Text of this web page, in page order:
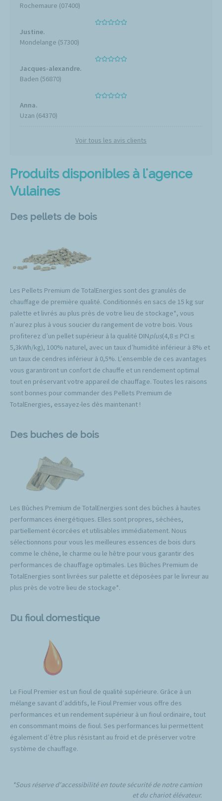
Produits disponibles à l'agence
Vulaines
Des pellets de bois
Les Pellets Premium de TotalEnergies sont des granulés de
chauffage de première qualité. Conditionnés en sacs de 15 kg sur
palette et livrés au plus près de votre lieu de stockage*, vous
n’aurez plus à vous soucier du rangement de votre bois. Vous
profiterez d’un pellet supérieur à la qualité DINplus(4,8 ≤ PCI ≤
5,3kWh/kg), 100% naturel, avec un taux d’humidité inférieur à 8% et
un taux de cendres inférieur à 0,5%. L’ensemble de ces avantages
vous garantiront un confort de chauffe et un rendement optimal
tout en préservant votre appareil de chauffage. Toutes les raisons
sont bonnes pour commander des Pellets Premium de
TotalEnergies, essayez-les dès maintenant !
Des buches de bois
Les Bûches Premium de TotalEnergies sont des bûches à hautes
performances énergétiques. Elles sont propres, séchées,
partiellement écorcées et utilisables immédiatement. Nous
sélectionnons pour vous les meilleures essences de bois durs
comme le chêne, le charme ou le hêtre pour vous garantir des
performances de chauffage optimales. Les Bûches Premium de
TotalEnergies sont livrées sur palette et déposées par le livreur au
plus près de votre lieu de stockage*.
Du fioul domestique
Le Fioul Premier est un fioul de qualité supérieure. Grâce à un
mélange savant d’additifs, le Fioul Premier vous offre des
performances et un rendement supérieur à un fioul ordinaire, tout
en consommant moins de fioul. Ses performances lui permettent
également d’être plus résistant au froid et de préserver votre
système de chauffage.
*Sous réserve d'accessibilité en toute sécurité de notre camion
et du chariot élévateur.
Rochemaure (07400)
Justine.
Mondelange (57300)
Jacques-alexandre.
Baden (56870)
Anna.
Uzan (64370)
Voir tous les avis clients